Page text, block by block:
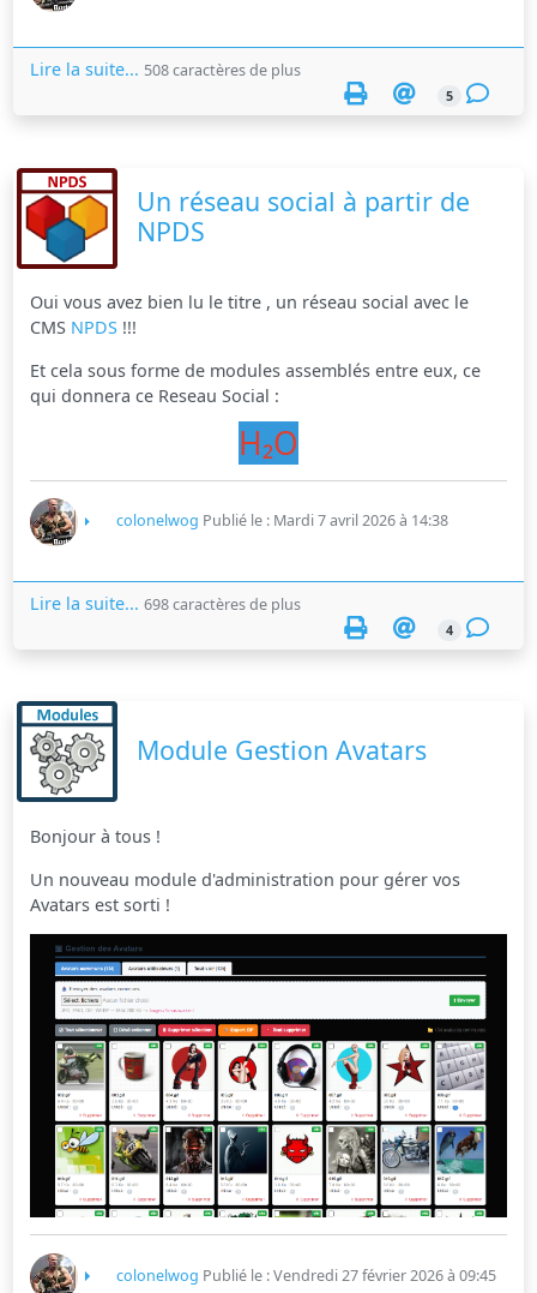
Lire la suite... 508 caractères de plus
5
Un réseau social à partir de
NPDS
Oui vous avez bien lu le titre , un réseau social avec le
CMS NPDS !!!
Et cela sous forme de modules assemblés entre eux, ce
qui donnera ce Reseau Social :
H₂O
colonelwog Publié le : Mardi 7 avril 2026 à 14:38
Lire la suite... 698 caractères de plus
4
Module Gestion Avatars
Bonjour à tous !
Un nouveau module d'administration pour gérer vos
Avatars est sorti !
colonelwog Publié le : Vendredi 27 février 2026 à 09:45